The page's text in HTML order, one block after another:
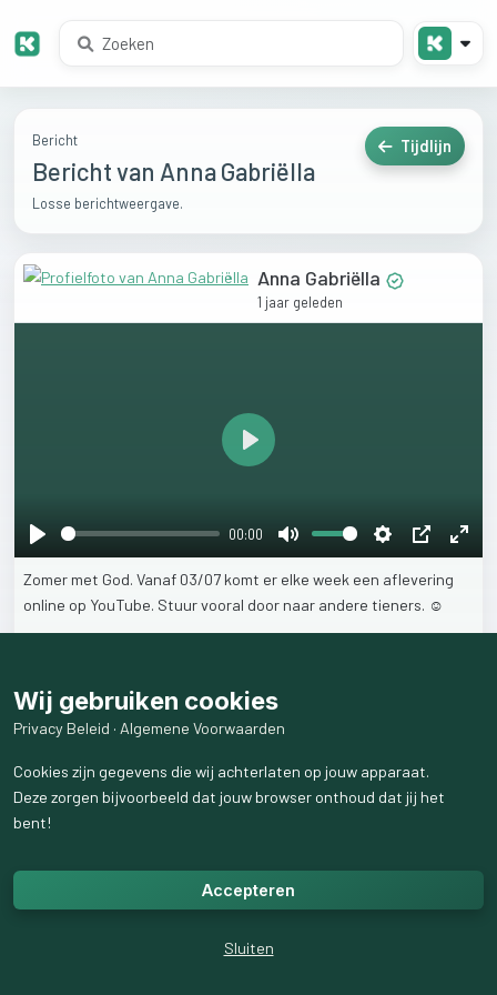
Bericht
Bericht van Anna Gabriëlla
Losse berichtweergave.
Tijdlijn
Anna Gabriëlla
1 jaar geleden
Play
00:00
Mute Settings
PIP
Enter
Play
Zomer met God. Vanaf 03/07 komt er elke week een aflevering
online op YouTube. Stuurvooral door naar andere tieners. ☺️
Wij gebruiken cookies
Privacy Beleid · Algemene Voorwaarden
Cookies zijn gegevens die wij achterlaten op jouw apparaat.
Deze zorgen bijvoorbeeld dat jouw browser onthoud dat jij het
bent!
Accepteren
Sluiten